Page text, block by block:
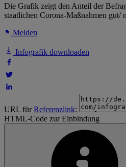
Die Grafik zeigt den Anteil der
staatlichen Corona-Maßnahmen gut/
Melden
Infografik downloaden
URL fürReferenzlink:
HTML-Code zur Einbindung